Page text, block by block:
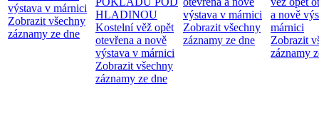
výstava v márnici
Zobrazit všechny
záznamy ze dne
HLADINOU
Kostelní věž opět
otevřena a nově
výstava v márnici
Zobrazit všechny
záznamy ze dne
výstava v márnici
Zobrazit všechny
záznamy ze dne
a nově
márnici
Zobrazit
záznamy